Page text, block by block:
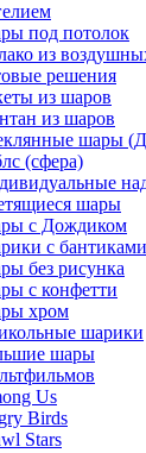
под потолок
из
решения
из шаров
из шаров
шары
(сфера)
шары
с Дождиком
с бантиками
без рисунка
с конфетти
хром
шарики
шары
Us
Birds
Stars